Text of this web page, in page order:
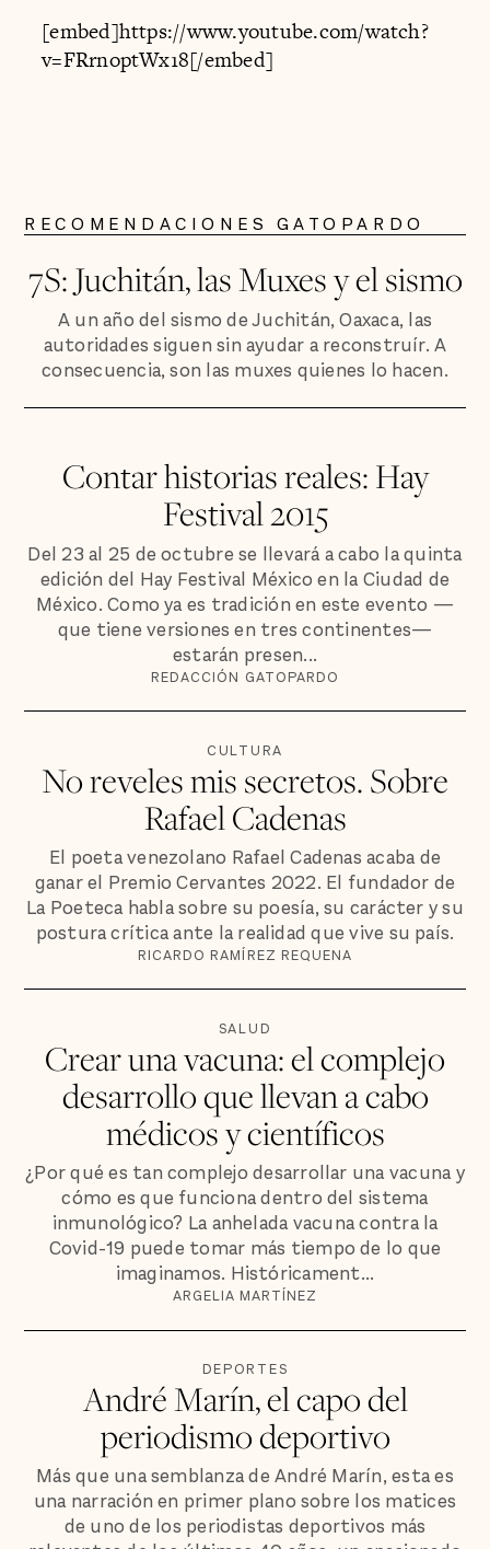
[embed]https://www.youtube.com/watch?
v=FRrnoptWx18[/embed]
RECOMENDACIONES GATOPARDO
7S: Juchitán, las Muxes y el sismo
A un año del sismo de Juchitán, Oaxaca, las
autoridades siguen sin ayudar a reconstruír. A
consecuencia, son las muxes quienes lo hacen.
Contar historias reales: Hay
Festival 2015
Del 23 al 25 de octubre se llevará a cabo la quinta
edición del Hay Festival México en la Ciudad de
México. Como ya es tradición en este evento —
que tiene versiones en tres continentes—
estarán presen...
REDACCIÓN GATOPARDO
CULTURA
No reveles mis secretos. Sobre
Rafael Cadenas
El poeta venezolano Rafael Cadenas acaba de
ganar el Premio Cervantes 2022. El fundador de
La Poeteca habla sobre su poesía, su carácter y su
postura crítica ante la realidad que vive su país.
RICARDO RAMÍREZ REQUENA
SALUD
Crear una vacuna: el complejo
desarrollo que llevan a cabo
médicos y científicos
¿Por qué es tan complejo desarrollar una vacuna y
cómo es que funciona dentro del sistema
inmunológico? La anhelada vacuna contra la
Covid-19 puede tomar más tiempo de lo que
imaginamos. Históricament...
ARGELIA MARTÍNEZ
DEPORTES
André Marín, el capo del
periodismo deportivo
Más que una semblanza de André Marín, esta es
una narración en primer plano sobre los matices
de uno de los periodistas deportivos más